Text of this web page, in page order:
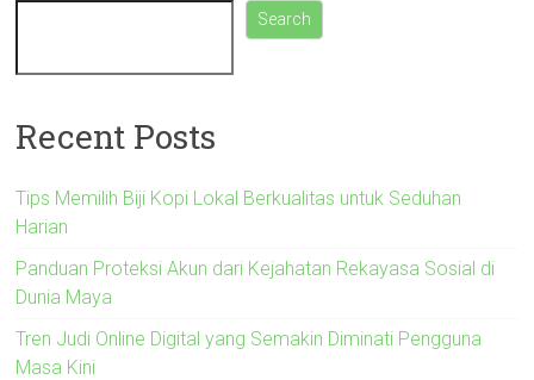
Search
Recent Posts
Tips Memilih Biji Kopi Lokal Berkualitas untuk Seduhan
Harian
Panduan Proteksi Akun dari Kejahatan Rekayasa Sosial di
Dunia Maya
Tren Judi Online Digital yang Semakin Diminati Pengguna
Masa Kini